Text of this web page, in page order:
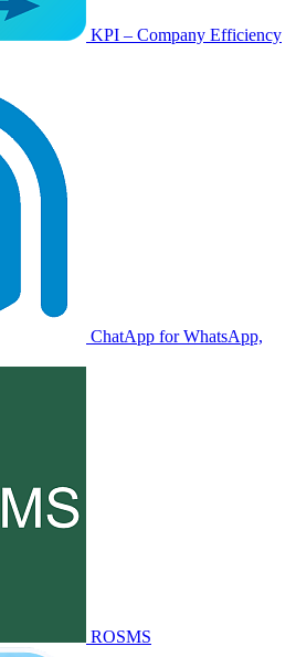
KPI – Company Efficiency
ChatApp for WhatsApp,
ROSMS